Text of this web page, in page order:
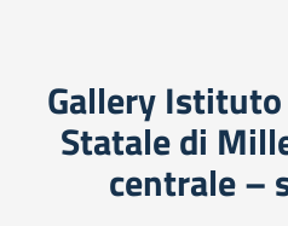
Gallery
Statale di
centrale –